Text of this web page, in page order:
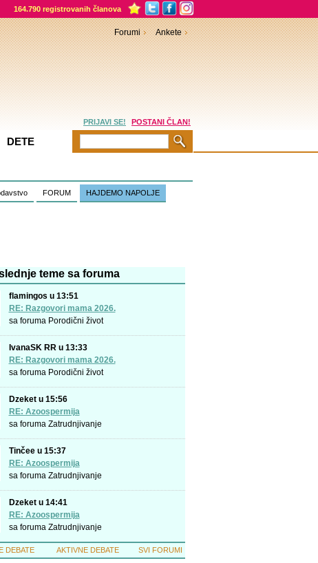
164.790 registrovanih članova
FORUM HAJDEMO NAPOLJE
teme sa foruma
flamingos u 13:51
RE: Razgovori mama 2026.
sa foruma Porodični život
IvanaSK RR u 13:33
RE: Razgovori mama 2026.
sa foruma Porodični život
Dzeket u 15:56
RE: Azoospermija
sa foruma Zatrudnjivanje
Tinčee u 15:37
RE: Azoospermija
sa foruma Zatrudnjivanje
Dzeket u 14:41
RE: Azoospermija
sa foruma Zatrudnjivanje
DEBATE AKTIVNE DEBATE SVI FORUMI
Forumi Ankete
PRIJAVI SE! POSTANI ČLAN!
DETE